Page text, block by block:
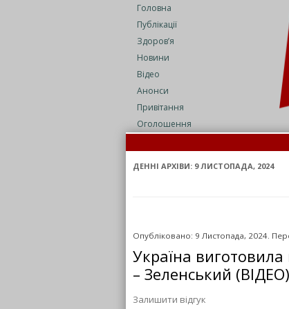
Головна
Публікації
Здоров’я
Новини
Відео
Анонси
Привітання
Оголошення
ДЕННІ АРХІВИ: 9 ЛИСТОПАДА, 2024
Опубліковано: 9 Листопада, 2024.
Україна
– Зеленський (ВІДЕО)
Залишити відгук